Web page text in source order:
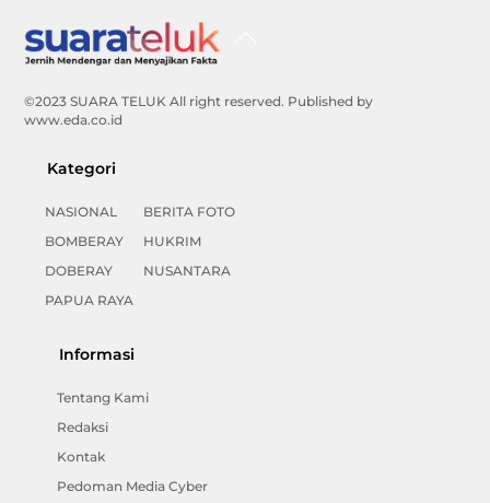
©2023 SUARA TELUK All right reserved. Published by
www.eda.co.id
Kategori
NASIONAL
BOMBERAY
DOBERAY
PAPUA RAYA
BERITA FOTO
HUKRIM
NUSANTARA
Informasi
Tentang Kami
Redaksi
Kontak
Pedoman Media Cyber